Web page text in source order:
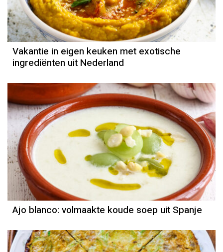
Vakantie in eigen keuken met exotische
ingrediënten uit Nederland
Ajo blanco: volmaakte koude soep uit Spanje